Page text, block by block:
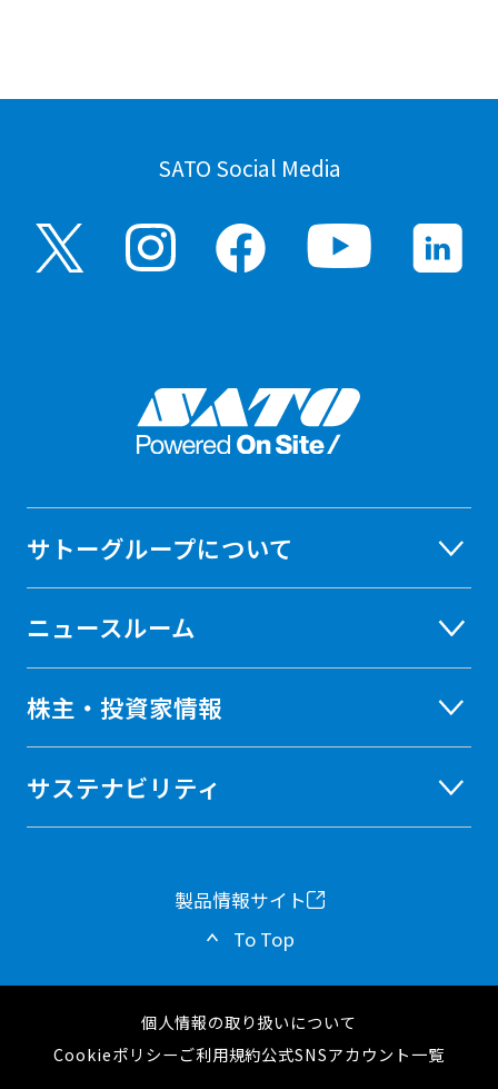
SATO Social Media
サトーグループについて
ニュースルーム
株主・投資家情報
サステナビリティ
製品情報サイト
新
タ
To Top
公式SNSアカウント一覧
ご利用規約
Cookieポリシー
個人情報の取り扱いについて